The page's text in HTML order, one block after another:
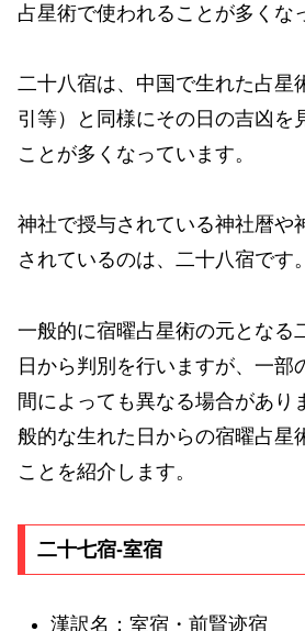
占星術で使われることが多くな
二十八宿は、中国で生れた占星
引等）と同様にその日の吉凶を
ことが多くなっています。
神社で授与されている神社暦や
されているのは、二十八宿です。
一般的に宿曜占星術の元となる
日から判別を行いますが、一部
間によっても異なる場合があり
般的な生れた日からの宿曜占星
ことを紹介します。
二十七宿-室宿
漢訳名：室宿・前賢迹宿